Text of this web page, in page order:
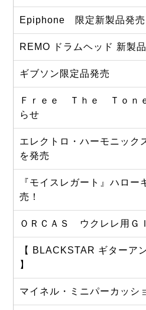
Epiphone 限定新製品発売
REMO ドラムヘッド 新製
ギブソン限定品発売
Ｆｒｅｅ Ｔｈｅ Ｔｏｎ
らせ
エレクトロ・ハーモニッ
を発売
『モイスレガート』ハロー
売！
ＯＲＣＡＳ ウクレレ用Ｇ
【 BLACKSTAR ギターア
】
マイネル・ミニパーカッシ